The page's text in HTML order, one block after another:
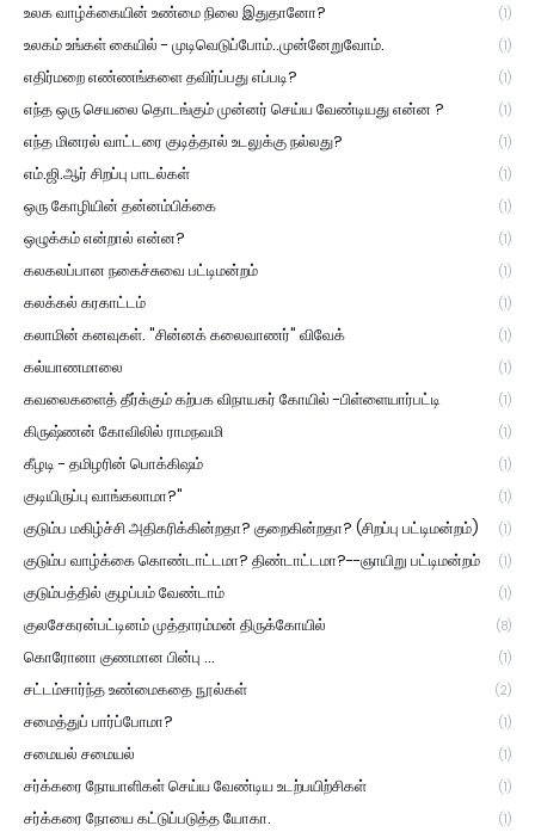
உலக வாழ்க்கையின் உண்மை நிலை இதுதானோ? (1)
உலகம் உங்கள் கையில் - முடிவெடுப்போம்..முன்னேறுவோம். (1)
எதிர்மறை எண்ணங்களை தவிர்ப்பது எப்படி? (1)
எந்த ஒரு செயலை தொடங்கும் முன்னர் செய்ய வேண்டியது என்ன ? (1)
எந்த மினரல் வாட்டரை குடித்தால் உடலுக்கு நல்லது? (1)
எம்.ஜி.ஆர் சிறப்பு பாடல்கள் (1)
ஒரு கோழியின் தன்னம்பிக்கை (1)
ஒழுக்கம் என்றால் என்ன? (1)
கலகலப்பான நகைச்சுவை பட்டிமன்றம் (1)
கலக்கல் கரகாட்டம் (1)
கலாமின் கனவுகள். "சின்னக் கலைவாணர்" விவேக் (1)
கல்யாணமாலை (1)
கவலைகளைத் தீர்க்கும் கற்பக விநாயகர் கோயில் -பிள்ளையார்பட்டி (1)
கிருஷ்ணன் கோவிலில் ராமநவமி (1)
கீழடி - தமிழரின் பொக்கிஷம் (1)
குடியிருப்பு வாங்கலாமா?" (1)
குடும்ப மகிழ்ச்சி அதிகரிக்கின்றதா? குறைகின்றதா? (சிறப்பு பட்டிமன்றம்) (1)
குடும்ப வாழ்க்கை கொண்டாட்டமா? திண்டாட்டமா?--ஞாயிறு பட்டிமன்றம் (1)
குடும்பத்தில் குழப்பம் வேண்டாம் (1)
குலசேகரன்பட்டினம் முத்தாரம்மன் திருக்கோயில் (8)
கொரோனா குணமான பின்பு ... (1)
சட்டம்சார்ந்த உண்மைகதை நூல்கள் (2)
சமைத்துப் பார்ப்போமா? (1)
சமையல் சமையல் (1)
சர்க்கரை நோயாளிகள் செய்ய வேண்டிய உடற்பயிற்சிகள் (1)
சர்க்கரை நோயை கட்டுப்படுத்த யோகா. (1)